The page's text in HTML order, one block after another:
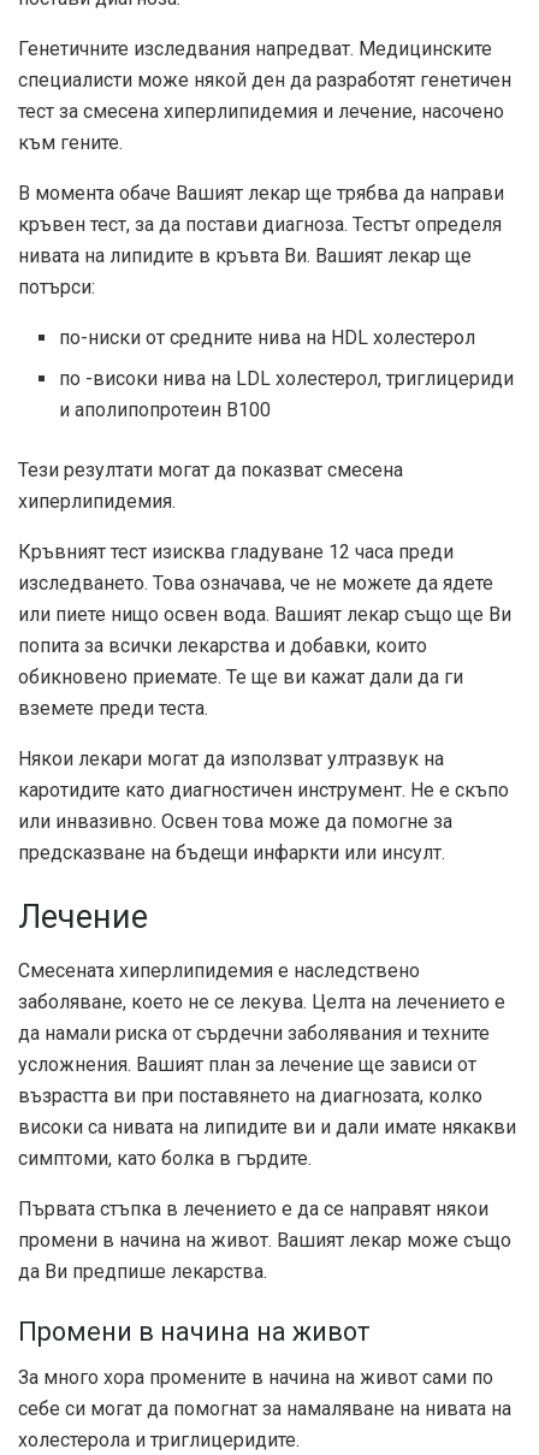
Генетичните изследвания напредват. Медицинските
специалисти може някой ден да разработят генетичен
тест за смесена хиперлипидемия и лечение, насочено
към гените.
В момента обаче Вашият лекар ще трябва да направи
кръвен тест, за да постави диагноза. Тестът определя
нивата на липидите в кръвта Ви. Вашият лекар ще
потърси:
по-ниски от средните нива на HDL холестерол
по -високи нива на LDL холестерол, триглицериди
и аполипопротеин В100
Тези резултати могат да показват смесена
хиперлипидемия.
Кръвният тест изисква гладуване 12 часа преди
изследването. Това означава, че не можете да ядете
или пиете нищо освен вода. Вашият лекар също ще Ви
попита за всички лекарства и добавки, които
обикновено приемате. Те ще ви кажат дали да ги
вземете преди теста.
Някои лекари могат да използват ултразвук на
каротидите като диагностичен инструмент. Не е скъпо
или инвазивно. Освен това може да помогне за
предсказване на бъдещи инфаркти или инсулт.
Лечение
Смесената хиперлипидемия е наследствено
заболяване, което не се лекува. Целта на лечението е
да намали риска от сърдечни заболявания и техните
усложнения. Вашият план за лечение ще зависи от
възрастта ви при поставянето на диагнозата, колко
високи са нивата на липидите ви и дали имате някакви
симптоми, като болка в гърдите.
Първата стъпка в лечението е да се направят някои
промени в начина на живот. Вашият лекар може също
да Ви предпише лекарства.
Промени в начина на живот
За много хора промените в начина на живот сами по
себе си могат да помогнат за намаляване на нивата на
холестерола и триглицеридите.